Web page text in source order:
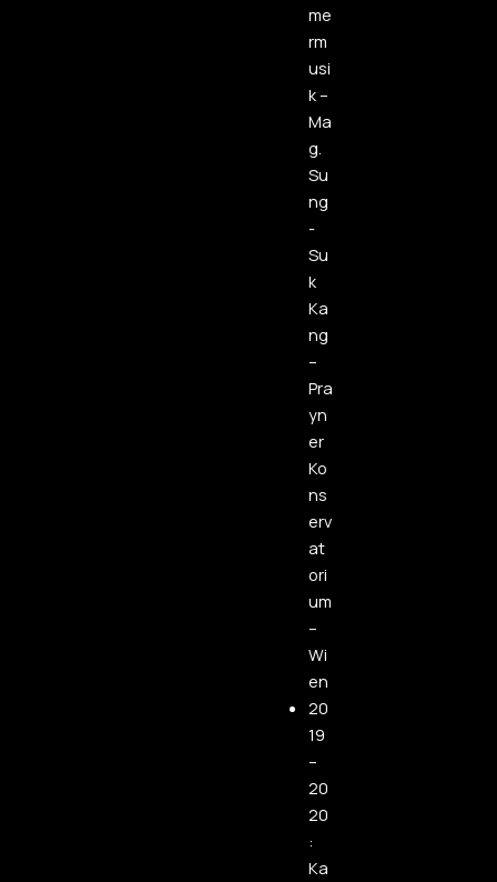
me
rm
usi
k –
Ma
g.
Su
ng
-
Su
k
Ka
ng
–
Pra
yn
er
Ko
ns
erv
at
ori
um
–
Wi
en
20
19
–
20
20
:
Ka